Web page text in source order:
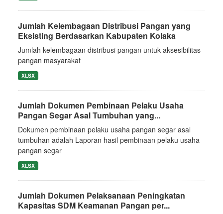
Jumlah Kelembagaan Distribusi Pangan yang
Eksisting Berdasarkan Kabupaten Kolaka
Jumlah kelembagaan distribusi pangan untuk aksesibilitas
pangan masyarakat
XLSX
Jumlah Dokumen Pembinaan Pelaku Usaha
Pangan Segar Asal Tumbuhan yang...
Dokumen pembinaan pelaku usaha pangan segar asal
tumbuhan adalah Laporan hasil pembinaan pelaku usaha
pangan segar
XLSX
Jumlah Dokumen Pelaksanaan Peningkatan
Kapasitas SDM Keamanan Pangan per...